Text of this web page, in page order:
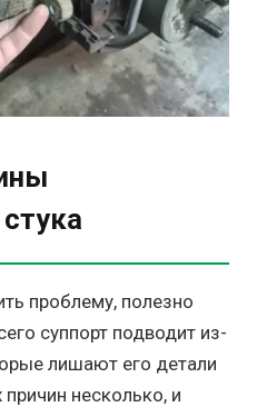
проблему, полезно
суппорт подводит из-
лишают его детали
несколько, и